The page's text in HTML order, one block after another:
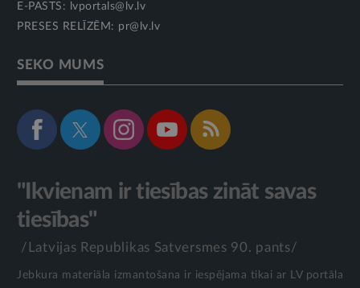
E-PASTS:
lvportals@lv.lv
PRESES RELĪZĒM: pr@lv.lv
SEKO MUMS
"Ikvienam ir tiesības zināt savas
tiesības"
/Latvijas Republikas Satversmes 90. pants/
Jebkura materiāla izmantošana ir iespējama tikai ar LV portāla